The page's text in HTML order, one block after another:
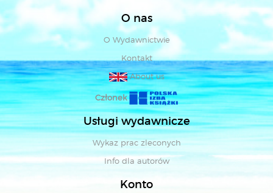
O nas
O Wydawnictwie
Kontakt
About us
Członek
Usługi wydawnicze
Wykaz prac zleconych
Info dla autorów
Konto